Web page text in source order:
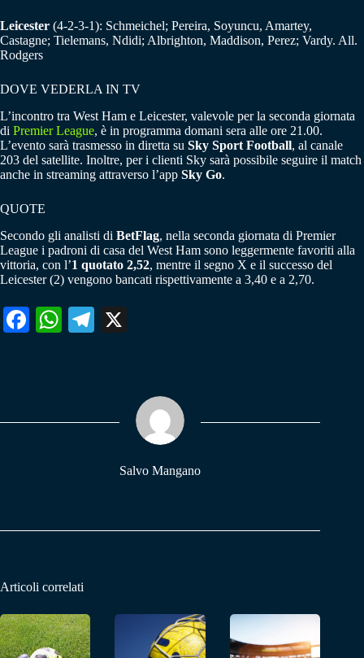
Leicester (4-2-3-1): Schmeichel; Pereira, Soyuncu, Amartey,
Castagne; Tielemans, Ndidi; Albrighton, Maddison, Perez; Vardy. All.
Rodgers
DOVE VEDERLA IN TV
L’incontro tra West Ham e Leicester, valevole per la seconda giornata
di Premier League, è in programma domani sera alle ore 21.00.
L’evento sarà trasmesso in diretta su Sky Sport Football, al canale
203 del satellite. Inoltre, per i clienti Sky sarà possibile seguire il match
anche in streaming attraverso l’app Sky Go.
QUOTE
Secondo gli analisti di BetFlag, nella seconda giornata di Premier
League i padroni di casa del West Ham sono leggermente favoriti alla
vittoria, con l’1 quotato 2,52, mentre il segno X e il successo del
Leicester (2) vengono bancati rispettivamente a 3,40 e a 2,70.
Fa W
pp
Te
m
Salvo Mangano
Articoli correlati